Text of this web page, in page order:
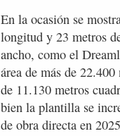
En la ocasión se
longitud y 23 metros
ancho, como el
área de más de
de 11.130 metros
bien la plantilla se
de obra directa en